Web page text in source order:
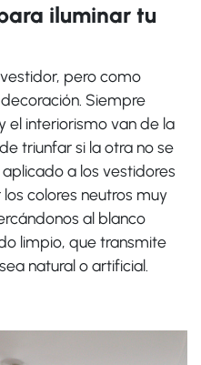
iluminar tu
pero como
Siempre
el interiorismo van de la
triunfar si la otra no se
a los vestidores
colores neutros muy
al blanco
limpio, que transmite
natural o artificial.